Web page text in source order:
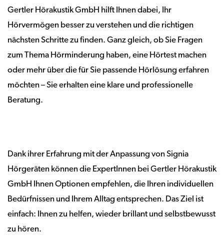
Gertler Hörakustik GmbH hilft Ihnen dabei, Ihr
Hörvermögen besser zu verstehen und die richtigen
nächsten Schritte zu finden. Ganz gleich, ob Sie Fragen
zum Thema Hörminderung haben, eine Hörtest machen
oder mehr über die für Sie passende Hörlösung erfahren
möchten – Sie erhalten eine klare und professionelle
Beratung.
Dank ihrer Erfahrung mit der Anpassung von Signia
Hörgeräten können die ExpertInnen bei Gertler Hörakustik
GmbH Ihnen Optionen empfehlen, die Ihren individuellen
Bedürfnissen und Ihrem Alltag entsprechen. Das Ziel ist
einfach: Ihnen zu helfen, wieder brillant und selbstbewusst
zu hören.